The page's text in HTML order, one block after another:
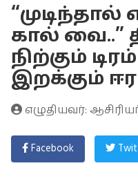
“முடிந்தால்
கால் வை..”
நிற்கும்
இறக்கும்
எழுதியவர்:
Facebook